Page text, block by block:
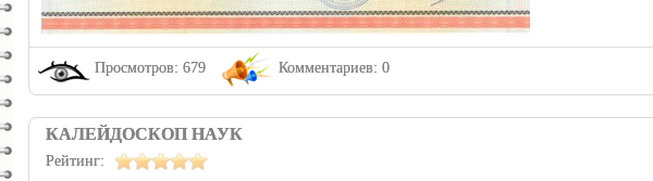
Просмотров: 679 Комментариев: 0
КАЛЕЙДОСКОП НАУК
Рейтинг: